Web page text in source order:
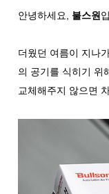
안녕하세요 불스원
더웠던 여름이 지나
의 공기를 식히기 위
교체해주지 않으면